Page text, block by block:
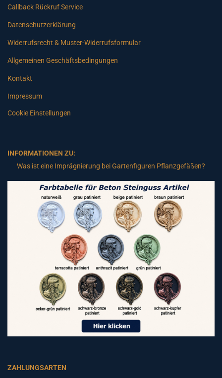
Callback Rückruf Service
Datenschutzerklärung
Widerrufsrecht & Muster-Widerrufsformular
Allgemeinen Geschäftsbedingungen
Kontakt
Impressum
Cookie Einstellungen
INFORMATIONEN ZU:
Was ist eine Imprägnierung bei Gartenfiguren Pflanzgefäßen?
ZAHLUNGSARTEN